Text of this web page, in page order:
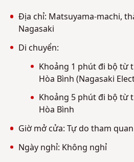
Địa chỉ: Matsuyama-machi,
Nagasaki
Di chuyển:
Khoảng 1 phút đi bộ từ
Hòa Bình (Nagasaki
Khoảng 5 phút đi bộ từ
Hòa Bình
Giờ mở cửa: Tự do tham quan
Ngày nghỉ: Không nghỉ